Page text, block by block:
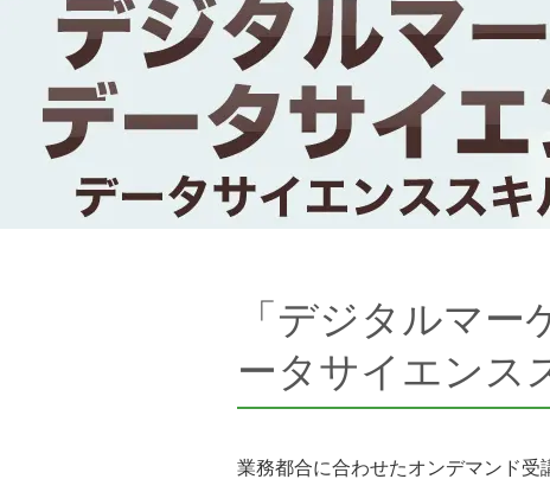
「デジタルマ
ータサイエンス
業務都合に合わせたオンデマンド受